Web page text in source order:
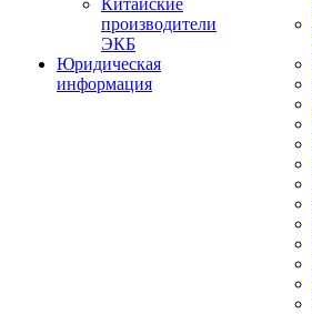
Китайские
производители
ЭКБ
Юридическая
информация